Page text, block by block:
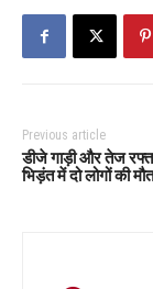
Previous article
डीजे गाड़ी और तेज
भिड़ंत में दो लोगों की मौत